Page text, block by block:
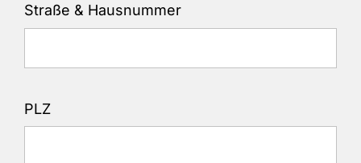
Straße & Hausnummer
PLZ